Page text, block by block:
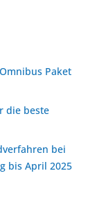
Paket
die beste
bei
bis April 2025